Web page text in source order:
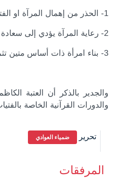
1- الحذر من إهمال المرآة او الفتاة باي جانب من الجوانب علميا او فكريا او أخلاقيا.
2- رعاية المرآة يؤدي إلى سعادة الأسرة في الدنيا والآخرة.
3- بناء امرأة ذات أساس متين تثمر فردا قويا لا تزلزله الشبهات.
والجدير بالذكر أن العتبة
والدورات القرآنية الخاصة
تحرير ضمياء العوادي
المرفقات